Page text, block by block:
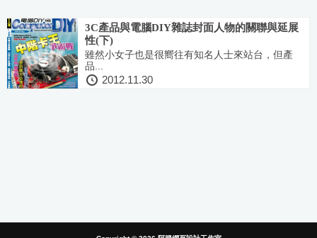
3C產品與電腦DIY雜誌封面人物的關聯與延展
性(下)
雖然小女子也是很嚮往有知名人士來站台，但產
品...
2012.11.30